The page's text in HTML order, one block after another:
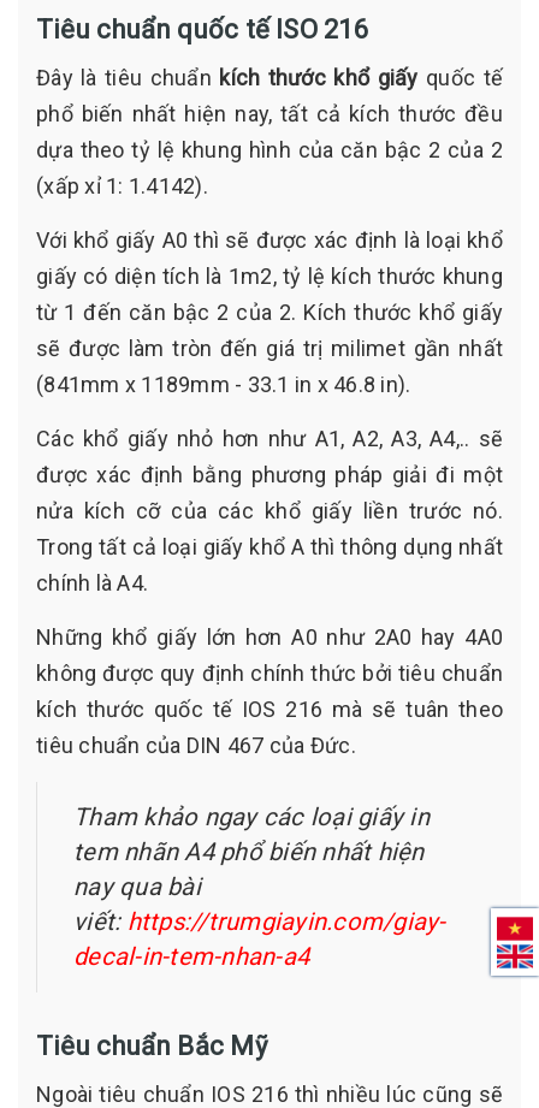
Tiêu chuẩn quốc tế ISO 216
Đây là tiêu chuẩn kích thước khổ giấy quốc tế
phổ biến nhất hiện nay, tất cả kích thước đều
dựa theo tỷ lệ khung hình của căn bậc 2 của 2
(xấp xỉ 1: 1.4142).
Với khổ giấy A0 thì sẽ được xác định là loại khổ
giấy có diện tích là 1m2, tỷ lệ kích thước khung
từ 1 đến căn bậc 2 của 2. Kích thước khổ giấy
sẽ được làm tròn đến giá trị milimet gần nhất
(841mm x 1189mm - 33.1 in x 46.8 in).
Các khổ giấy nhỏ hơn như A1, A2, A3, A4,.. sẽ
được xác định bằng phương pháp giải đi một
nửa kích cỡ của các khổ giấy liền trước nó.
Trong tất cả loại giấy khổ A thì thông dụng nhất
chính là A4.
Những khổ giấy lớn hơn A0 như 2A0 hay 4A0
không được quy định chính thức bởi tiêu chuẩn
kích thước quốc tế IOS 216 mà sẽ tuân theo
tiêu chuẩn của DIN 467 của Đức.
Tham khảo ngay các loại giấy in
tem nhãn A4 phổ biến nhất hiện
nay qua bài
viết: https://trumgiayin.com/giay-
decal-in-tem-nhan-a4
Tiêu chuẩn Bắc Mỹ
Ngoài tiêu chuẩn IOS 216 thì nhiều lúc cũng sẽ